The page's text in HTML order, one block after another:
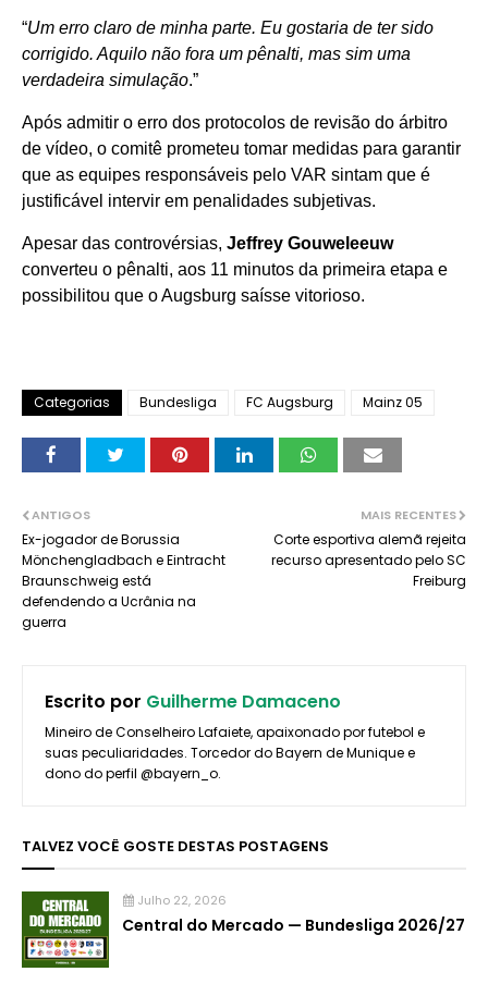
“Um erro claro de minha parte. Eu gostaria de ter sido
corrigido. Aquilo não fora um pênalti, mas sim uma
verdadeira simulação.”
Após admitir o erro dos protocolos de revisão do árbitro
de vídeo, o comitê prometeu tomar medidas para garantir
que as equipes responsáveis pelo VAR sintam que é
justificável intervir em penalidades subjetivas.
Apesar das controvérsias, Jeffrey Gouweleeuw
converteu o pênalti, aos 11 minutos da primeira etapa e
possibilitou que o Augsburg saísse vitorioso.
Categorias Bundesliga FC Augsburg Mainz 05
MAIS RECENTES
Corte esportiva alemã rejeita
recurso apresentado pelo SC
Freiburg
ANTIGOS
Ex-jogador de Borussia
Mönchengladbach e Eintracht
Braunschweig está
defendendo a Ucrânia na
guerra
Escrito por Guilherme Damaceno
Mineiro de Conselheiro Lafaiete, apaixonado por futebol e
suas peculiaridades. Torcedor do Bayern de Munique e
dono do perfil @bayern_o.
TALVEZ VOCÊ GOSTE DESTAS POSTAGENS
Julho 22, 2026
Central do Mercado — Bundesliga 2026/27